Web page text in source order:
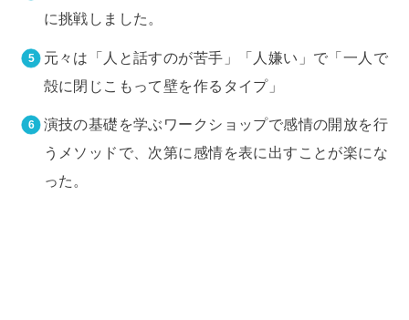
に挑戦しました。
元々は「人と話すのが苦手」「人嫌い」で「一人で
殻に閉じこもって壁を作るタイプ」
演技の基礎を学ぶワークショップで感情の開放を行
うメソッドで、次第に感情を表に出すことが楽にな
った。